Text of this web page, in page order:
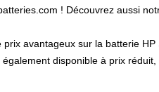
! Découvrez aussi
avantageux sur la batterie
disponible à prix